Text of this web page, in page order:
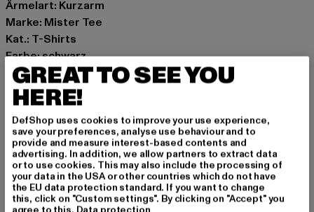
Ärmelart: Kurzarm
Marke: Mister Tee
Kat.: T-Shirts
Farbe: schwarz
Hersteller Farbe: black
Materialzusammensetzung: 100% Baumwolle
Art.Nr: MT1612-00007
Hersteller: TB International GmbH |info@tbint.de
Dr.-Robert-Murjahn-Straße 7 | 64372 Ober-Ramstadt |
DE
GREAT TO SEE YOU
HERE!
DefShop uses cookies to improve your use experience,
save your preferences, analyse use behaviour and to
provide and measure interest-based contents and
advertising. In addition, we allow partners to extract data
or to use cookies. This may also include the processing of
your data in the USA or other countries which do not have
the EU data protection standard. If you want to change
this, click on "Custom settings". By clicking on "Accept" you